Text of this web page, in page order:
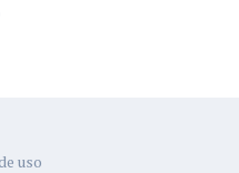
uso